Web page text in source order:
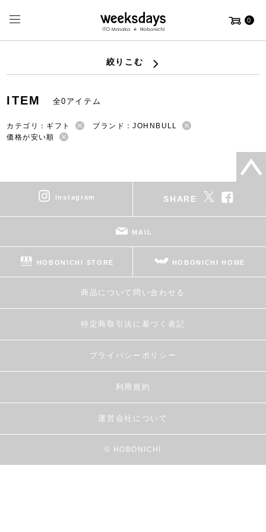
0
絞りこむ
ITEM 全0アイテム
カテゴリ：ギフト
ブランド：JOHNBULL
価格が安い順
instagram SHARE
MAIL
HOBONICHI STORE HOBONICHI HOME
商品について問い合わせる
特定商取引法に基づく表記
プライバシーポリシー
利用規約
運営会社について
© HOBONICHI